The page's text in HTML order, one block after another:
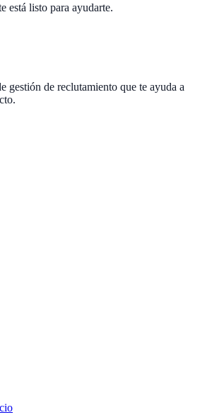
está listo para ayudarte.
gestión de reclutamiento que te ayuda a